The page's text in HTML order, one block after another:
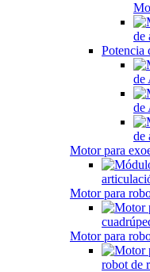
de
Potencia
de
de
de
Motor para
Motor para
Motor para
robot de